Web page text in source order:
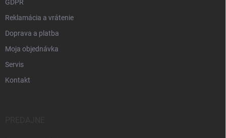
GDPR
Reklamácia a vrátenie
Doprava a platba
Moja objednávka
Servis
Kontakt